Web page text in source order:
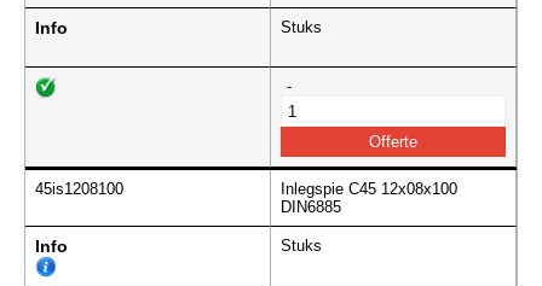
Info Stuks
-
45is1208100
Inlegspie C45 12x08x100
DIN6885
Info Stuks